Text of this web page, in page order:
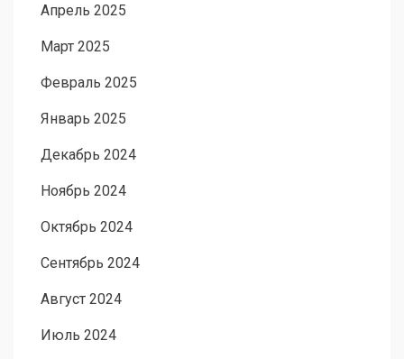
Апрель 2025
Март 2025
Февраль 2025
Январь 2025
Декабрь 2024
Ноябрь 2024
Октябрь 2024
Сентябрь 2024
Август 2024
Июль 2024